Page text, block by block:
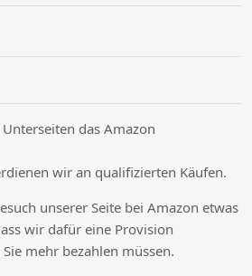
das Amazon
wir an qualifizierten Käufen.
unserer Seite bei Amazon etwas
wir dafür eine Provision
mehr bezahlen müssen.